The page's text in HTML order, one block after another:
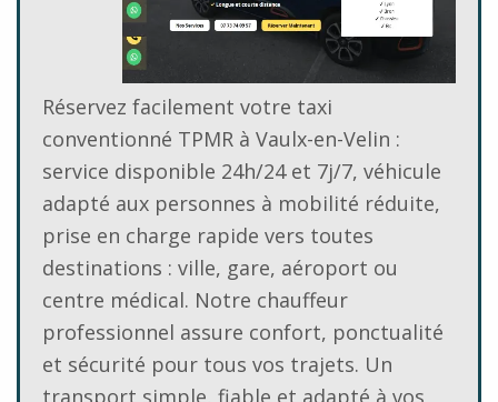
Réservez facilement votre taxi
conventionné TPMR à Vaulx-en-Velin :
service disponible 24h/24 et 7j/7, véhicule
adapté aux personnes à mobilité réduite,
prise en charge rapide vers toutes
destinations : ville, gare, aéroport ou
centre médical. Notre chauffeur
professionnel assure confort, ponctualité
et sécurité pour tous vos trajets. Un
transport simple, fiable et adapté à vos